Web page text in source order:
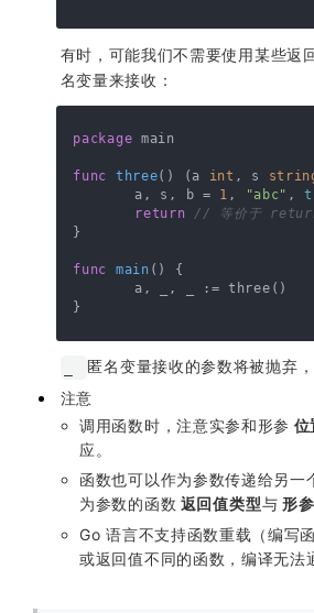
有时，可能我们不需要使用某些返
名变量来接收：
package main
func three() (a int , s
	a, s, b =
1 , "abc" ,
return
// 等价于
}
func main ()
{
匿名变量接收的参数将被抛弃，
注意
调用函数时，注意实参和形参 位
应。
函数也可以作为参数传递给另一
为参数的函数 返回值类型与 形
Go 语言不支持函数重载（编写
或返回值不同的函数，编译无法